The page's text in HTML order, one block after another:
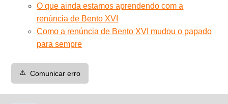
O que ainda estamos aprendendo com a
renúncia de Bento XVI
Como a renúncia de Bento XVI mudou o papado
para sempre
⚠️ Comunicar erro